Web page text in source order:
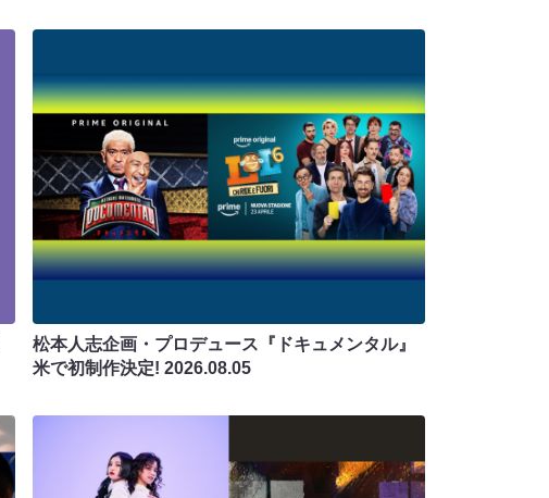
松本人志企画・プロデュース『ドキュメンタル』
米で初制作決定! 2026.08.05